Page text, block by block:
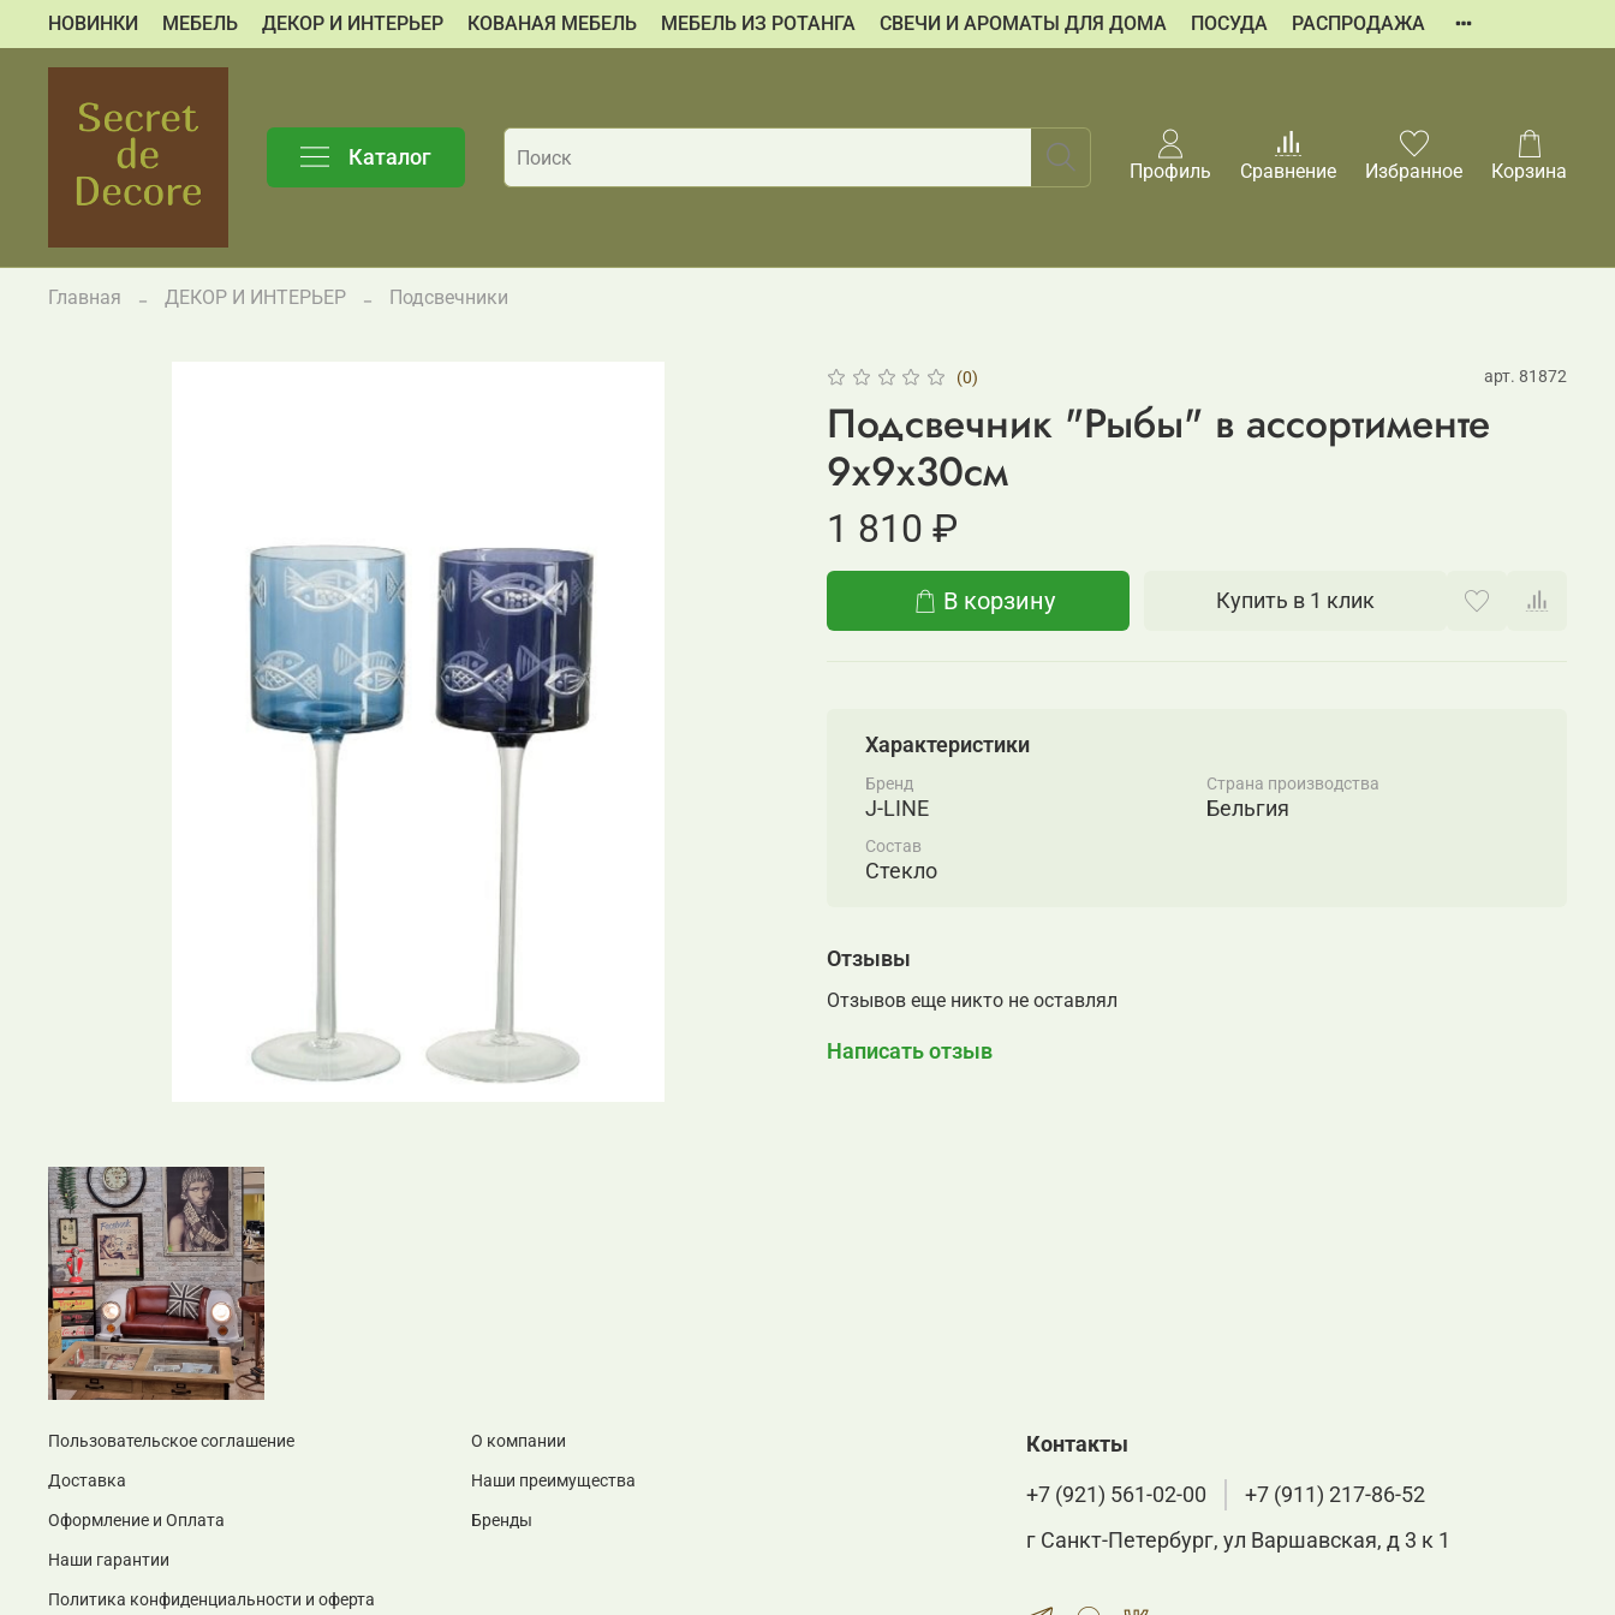
НОВИНКИ МЕБЕЛЬ ДЕКОР И ИНТЕРЬЕР КОВАНАЯ МЕБЕЛЬ МЕБЕЛЬ ИЗ РОТАНГА СВЕЧИ И АРОМАТЫ ДЛЯ ДОМА ПОСУДА РАСПРОДАЖА
Каталог
Профиль Сравнение Избранное Корзина
Главная ДЕКОР И ИНТЕРЬЕР Подсвечники
(0) арт. 81872
Подсвечник "Рыбы" в ассортименте
9х9х30см
1 810 ₽
В корзину Купить в 1 клик
Характеристики
Бренд
J-LINE
Страна производства
Бельгия
Состав
Стекло
Отзывы
Отзывов еще никто не оставлял
Написать отзыв
Пользовательское соглашение
Доставка
Оформление и Оплата
Наши гарантии
Политика конфиденциальности и оферта
О компании
Наши преимущества
Бренды
Контакты
+7 (921) 561-02-00
+7 (911) 217-86-52
г Санкт-Петербург, ул Варшавская, д 3 к 1